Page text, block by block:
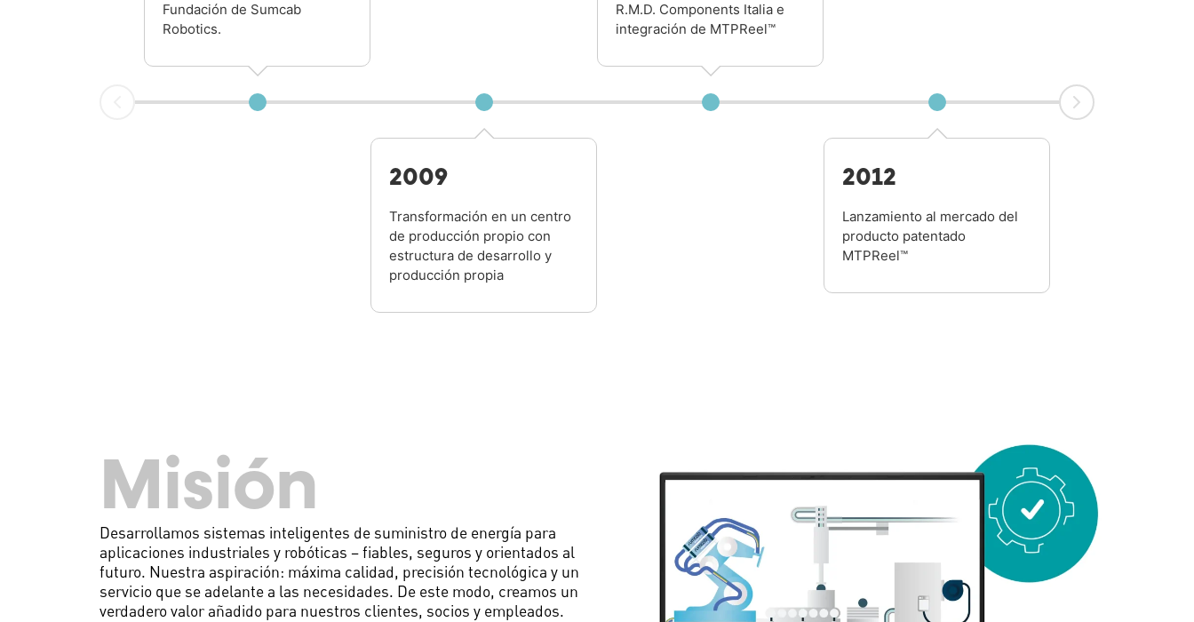
Fundación de Sumcab
Robotics.
2009
Transformación en un centro
de producción propio con
estructura de desarrollo y
producción propia
R.M.D. Components Italia e
integración de MTPReel™
2012
Lanzamiento al mercado del
producto patentado
MTPReel™
Misión
Desarrollamos sistemas inteligentes de suministro de energía para
aplicaciones industriales y robóticas – fiables, seguros y orientados al
futuro. Nuestra aspiración: máxima calidad, precisión tecnológica y un
servicio que se adelante a las necesidades. De este modo, creamos un
verdadero valor añadido para nuestros clientes, socios y empleados.